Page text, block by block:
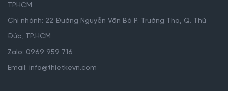
TPHCM
Chi nhánh: 22 Đường Nguyễn Văn Bá P. Trường Thọ, Q. Thủ
Đức, TP.HCM
Zalo: 0969 959 716
Email: info@thietkevn.com